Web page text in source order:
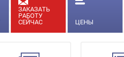
ЗАКАЗАТЬ
РАБОТУ
СЕЙЧАС
ЦЕНЫ